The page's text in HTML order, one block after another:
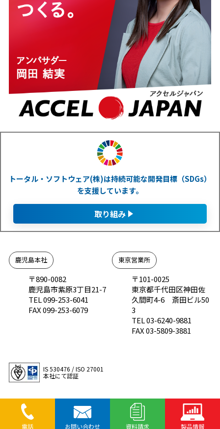
電話 お問い合わせ 資料請求 製品情報
トータル・ソフトウェア(株)は持続可能な開発目標（SDGs）
を支援しています。
取り組み
鹿児島本社
〒890-0082
鹿児島市紫原3丁目21-7
TEL 099-253-6041
FAX 099-253-6079
東京営業所
〒101-0025
東京都千代田区神田佐
久間町4-6 斎田ビル50
3
TEL 03-6240-9881
FAX 03-5809-3881
IS 530476 / ISO 27001
本社にて認証